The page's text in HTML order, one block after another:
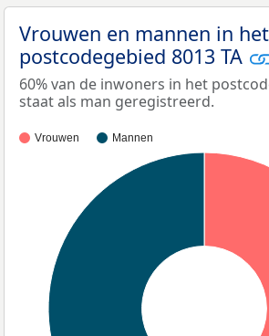
Vrouwen en mannen in het
postcodegebied 8013 TA
60% van de inwoners in het
staat als man geregistreerd.
Vrouwen Mannen